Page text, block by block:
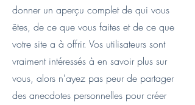
donner un aperçu complet de qui vous
êtes, de ce que vous faites et de ce que
votre site a à offrir. Vos utilisateurs sont
vraiment intéressés à en savoir plus sur
vous, alors n'ayez pas peur de partager
des anecdotes personnelles pour créer